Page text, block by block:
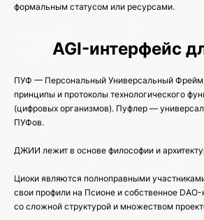
формальным статусом или ресурсами.
AGI-интерфейс
ПУФ — Персональный Универсальный
принципы и протоколы технологического
(цифровых организмов). Пуфлер —
ПУФов.
ДЖИИ лежит в основе философии и
Циоки являются полноправными
свои профили на Псионе и собственное DAO-
со сложной структурой и множеством